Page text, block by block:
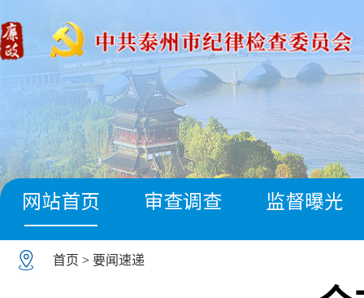
网站首页 审查调查 监督曝光
首页 > 要闻速递